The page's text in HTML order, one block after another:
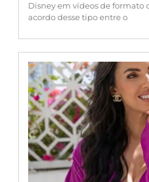
Disney em vídeos de formato
acordo desse tipo entre o